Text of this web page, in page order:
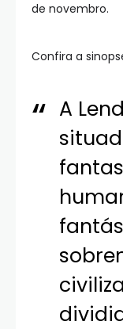
de novembro.
Confira a
A